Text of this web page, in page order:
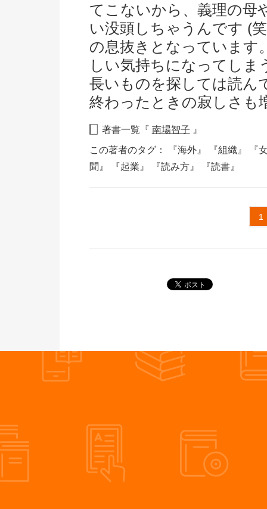
てこないから、義理の母
い没頭しちゃうんです (
の息抜きとなっています
しい気持ちになってしま
長いものを探しては読ん
終わったときの寂しさも
著書一覧『 南場智子 』
この著者のタグ：
『海外』 『組織』
『
聞』
『起業』 『読み方』 『読書』
1